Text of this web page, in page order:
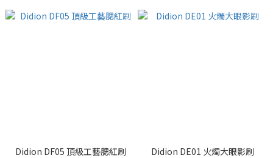
Didion DF05 頂級工藝腮紅刷 Didion DE01 火燭大眼影刷